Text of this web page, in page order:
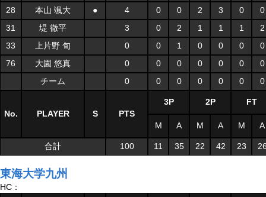
28
本山 颯大 ● 4 0 0 2 3 0
0
31
堤 徹平 3 0 2 1 1 1
2
33
上片野 旬 0 0 1 0 0 0
0
76
大園 悠真 0 0 0 0 0 0
0
チーム
0 0 0 0 0 0 0
No. PLAYER S PTS
3P 2P FT
M A M A M A
合計 100 11 35 22 42 23
東海大学九州
HC：